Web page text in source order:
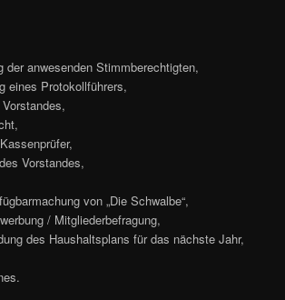
der anwesenden Stimmberechtigten,
eines Protokollführers,
Vorstandes,
von „Die Schwalbe“,
/ Mitgliederbefragung,
des Haushaltsplans für das nächste Jahr,